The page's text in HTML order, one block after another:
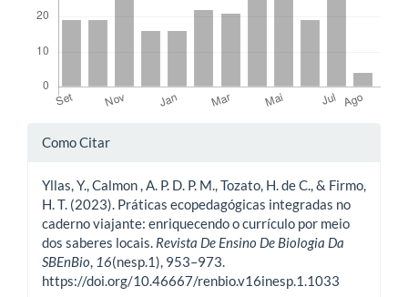
Detalhes
artigo
Como Citar
Yllas, Y., Calmon , A. P. D. P. M., Tozato, H. de C., & Firmo,
H. T. (2023). Práticas ecopedagógicas integradas no
caderno viajante: enriquecendo o currículo por meio
dos saberes locais. Revista De Ensino De Biologia Da
SBEnBio, 16(nesp.1), 953–973.
https://doi.org/10.46667/renbio.v16inesp.1.1033